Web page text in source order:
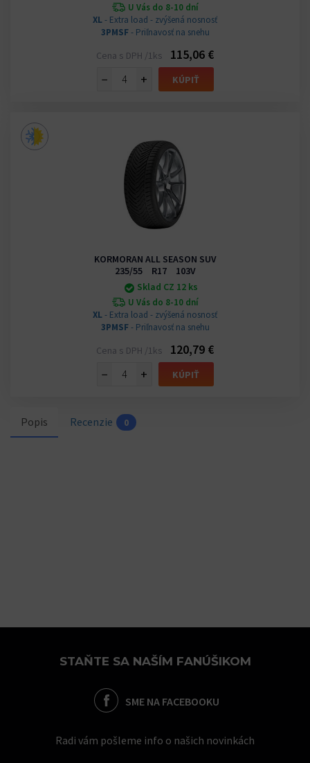
U Vás do 8-10 dní
XL- Extra load - zvýšená nosnosť
3PMSF- Priľnavosť na snehu
Cena s DPH /1ks
115,06 €
−
+ KÚPIŤ
KORMORAN ALL SEASON SUV
235/55 R17 103V
Sklad CZ 12 ks
U Vás do 8-10 dní
XL- Extra load - zvýšená nosnosť
3PMSF- Priľnavosť na snehu
Cena s DPH /1ks
120,79 €
−
+ KÚPIŤ
Popis Recenzie 0
STAŇTE SA NAŠÍM FANÚŠIKOM
SME NA FACEBOOKU
Radi vám pošleme info o našich novinkách